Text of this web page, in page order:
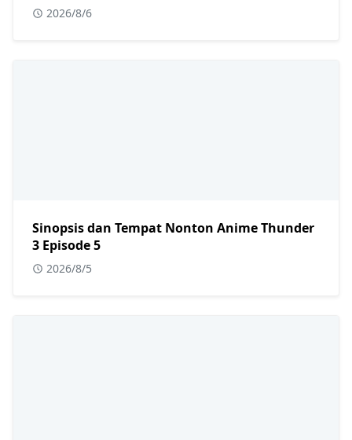
2026/8/6
Sinopsis dan Tempat Nonton Anime Thunder
3 Episode 5
2026/8/5